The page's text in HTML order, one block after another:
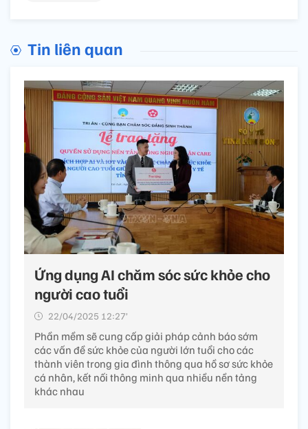
Tin liên quan
Ứng dụng AI chăm sóc sức khỏe cho
người cao tuổi
22/04/2025 12:27’
Phần mềm sẽ cung cấp giải pháp cảnh báo sớm
các vấn đề sức khỏe của người lớn tuổi cho các
thành viên trong gia đình thông qua hồ sơ sức khỏe
cá nhân, kết nối thông minh qua nhiều nền tảng
khác nhau